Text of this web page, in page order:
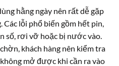
hằng ngày nên rất dễ gặp
lỗi phổ biến gồm hết pin,
số, rơi vỡ hoặc bị nước vào.
khách hàng nên kiểm tra
mở được khi cần ra vào